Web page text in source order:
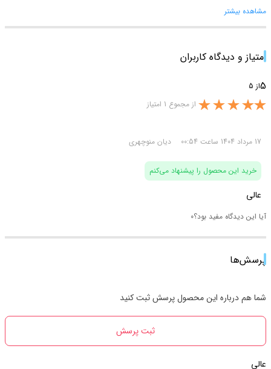
مشاهده بیشتر
امتیاز و دیدگاه کاربران
5از 5
از مجموع 1 امتیاز
17 مرداد 1404 ساعت 00:54 دیان منوچهری
خرید این محصول را پیشنهاد می‌کنم
عالی
آیا این دیدگاه مفید بود؟0
پرسش‌ها
شما هم درباره این محصول پرسش ثبت کنید
ثبت پرسش
عالی